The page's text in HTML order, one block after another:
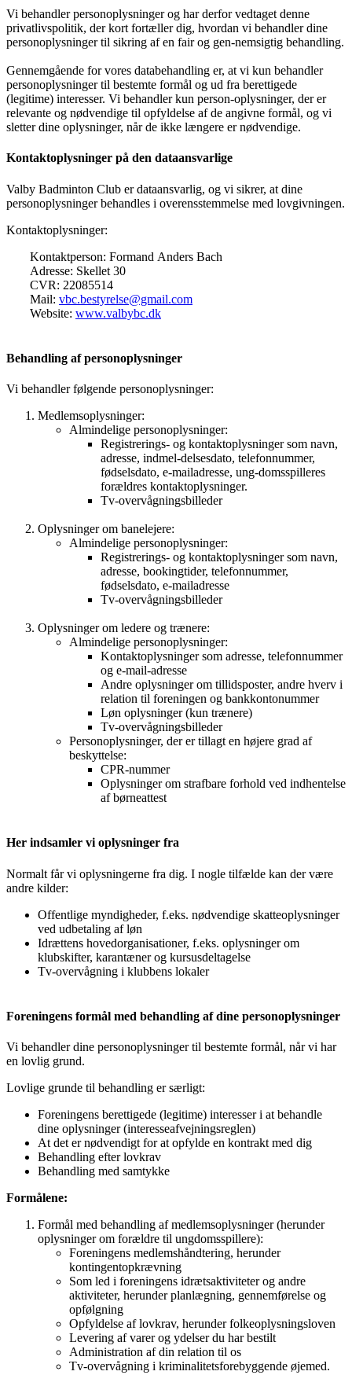
Vi behandler personoplysninger og har derfor vedtaget denne
privatlivspolitik, der kort fortæller dig, hvordan vi behandler dine
personoplysninger til sikring af en fair og gen-nemsigtig behandling.
Gennemgående for vores databehandling er, at vi kun behandler
personoplysninger til bestemte formål og ud fra berettigede
(legitime) interesser. Vi behandler kun person-oplysninger, der er
relevante og nødvendige til opfyldelse af de angivne formål, og vi
sletter dine oplysninger, når de ikke længere er nødvendige.
Kontaktoplysninger på den dataansvarlige
Valby Badminton Club er dataansvarlig, og vi sikrer, at dine
personoplysninger behandles i overensstemmelse med lovgivningen.
Kontaktoplysninger:
Kontaktperson: Formand Anders Bach
Adresse: Skellet 30
CVR: 22085514
Mail: vbc.bestyrelse@gmail.com
Website: www.valbybc.dk
Behandling af personoplysninger
Vi behandler følgende personoplysninger:
Medlemsoplysninger:
Almindelige personoplysninger:
Registrerings- og kontaktoplysninger som navn,
adresse, indmel-delsesdato, telefonnummer,
fødselsdato, e-mailadresse, ung-domsspilleres
forældres kontaktoplysninger.
Tv-overvågningsbilleder
Oplysninger om banelejere:
Almindelige personoplysninger:
Registrerings- og kontaktoplysninger som navn,
adresse, bookingtider, telefonnummer,
fødselsdato, e-mailadresse
Tv-overvågningsbilleder
Oplysninger om ledere og trænere:
Almindelige personoplysninger:
Kontaktoplysninger som adresse, telefonnummer
og e-mail-adresse
Andre oplysninger om tillidsposter, andre hverv i
relation til foreningen og bankkontonummer
Løn oplysninger (kun trænere)
Tv-overvågningsbilleder
Personoplysninger, der er tillagt en højere grad af
beskyttelse:
CPR-nummer
Oplysninger om strafbare forhold ved indhentelse
af børneattest
Her indsamler vi oplysninger fra
Normalt får vi oplysningerne fra dig. I nogle tilfælde kan der være
andre kilder:
Offentlige myndigheder, f.eks. nødvendige skatteoplysninger
ved udbetaling af løn
Idrættens hovedorganisationer, f.eks. oplysninger om
klubskifter, karantæner og kursusdeltagelse
Tv-overvågning i klubbens lokaler
Foreningens formål med behandling af dine personoplysninger
Vi behandler dine personoplysninger til bestemte formål, når vi har
en lovlig grund.
Lovlige grunde til behandling er særligt:
Foreningens berettigede (legitime) interesser i at behandle
dine oplysninger (interesseafvejningsreglen)
At det er nødvendigt for at opfylde en kontrakt med dig
Behandling efter lovkrav
Behandling med samtykke
Formålene:
Formål med behandling af medlemsoplysninger (herunder
oplysninger om forældre til ungdomsspillere):
Foreningens medlemshåndtering, herunder
kontingentopkrævning
Som led i foreningens idrætsaktiviteter og andre
aktiviteter, herunder planlægning, gennemførelse og
opfølgning
Opfyldelse af lovkrav, herunder folkeoplysningsloven
Levering af varer og ydelser du har bestilt
Administration af din relation til os
Tv-overvågning i kriminalitetsforebyggende øjemed.